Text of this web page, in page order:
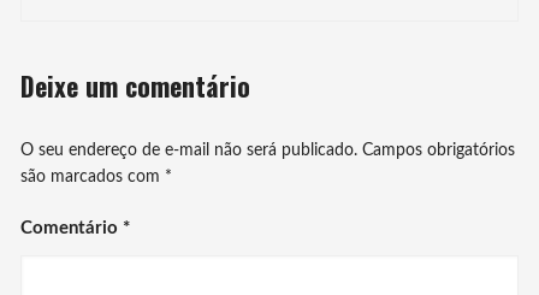
Deixe um comentário
O seu endereço de e-mail não será publicado. Campos obrigatórios
são marcados com *
Comentário *